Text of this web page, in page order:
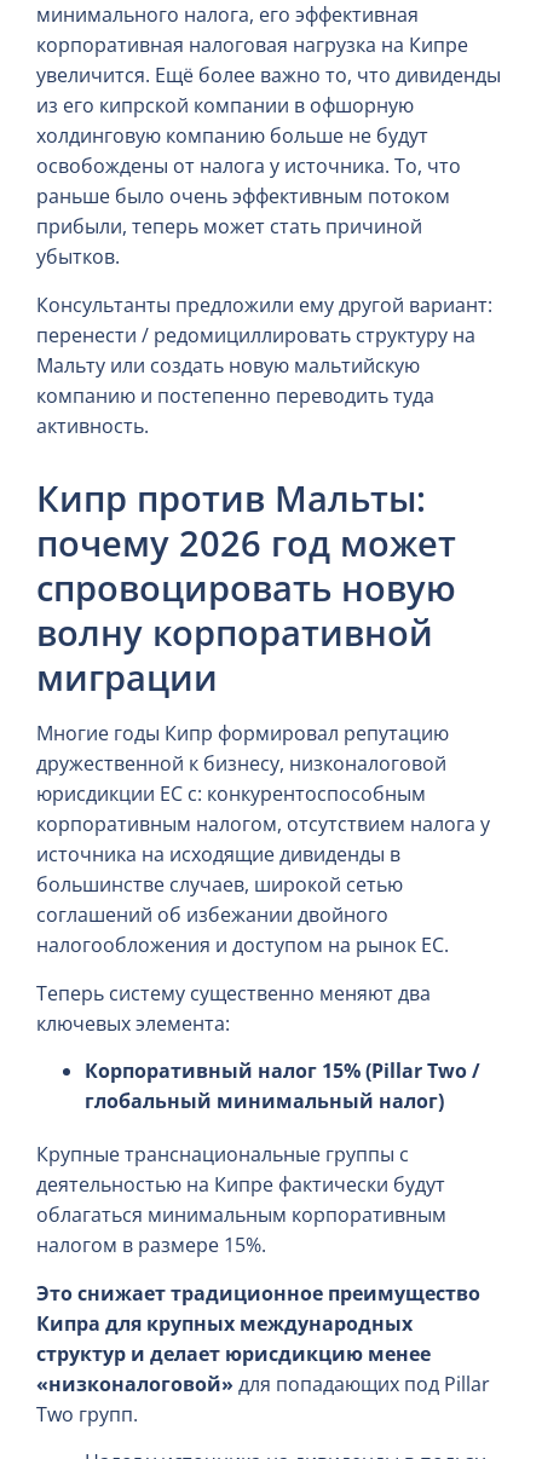
минимального налога, его эффективная
корпоративная налоговая нагрузка на Кипре
увеличится. Ещё более важно то, что дивиденды
из его кипрской компании в офшорную
холдинговую компанию больше не будут
освобождены от налога у источника. То, что
раньше было очень эффективным потоком
прибыли, теперь может стать причиной
убытков.
Консультанты предложили ему другой вариант:
перенести / редомициллировать структуру на
Мальту или создать новую мальтийскую
компанию и постепенно переводить туда
активность.
Кипр против Мальты:
почему 2026 год может
спровоцировать новую
волну корпоративной
миграции
Многие годы Кипр формировал репутацию
дружественной к бизнесу, низконалоговой
юрисдикции ЕС с: конкурентоспособным
корпоративным налогом, отсутствием налога у
источника на исходящие дивиденды в
большинстве случаев, широкой сетью
соглашений об избежании двойного
налогообложения и доступом на рынок ЕС.
Теперь систему существенно меняют два
ключевых элемента:
Корпоративный налог 15% (Pillar Two /
глобальный минимальный налог)
Крупные транснациональные группы с
деятельностью на Кипре фактически будут
облагаться минимальным корпоративным
налогом в размере 15%.
Это снижает традиционное преимущество
Кипра для крупных международных
структур и делает юрисдикцию менее
«низконалоговой» для попадающих под Pillar
Two групп.